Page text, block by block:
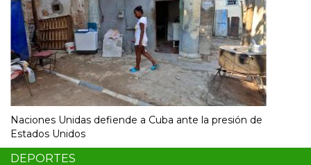
Naciones Unidas defiende a Cuba ante la presión de
Estados Unidos
DEPORTES